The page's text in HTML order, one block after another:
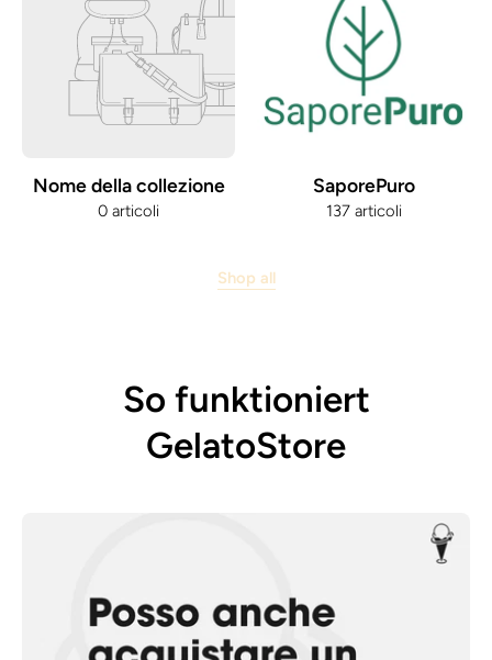
Nome della collezione
0 articoli
SaporePuro
137 articoli
Shop all
So funktioniert
GelatoStore